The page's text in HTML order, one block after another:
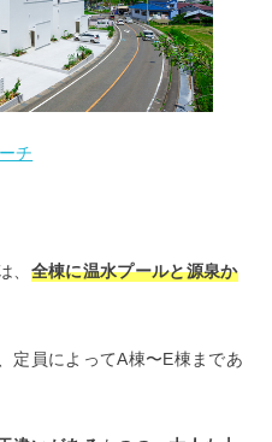
チ
、 全棟に温水プールと源泉か
定員によってA棟〜E棟まであ